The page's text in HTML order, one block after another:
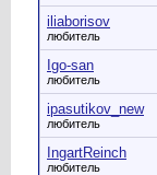
iliaborisov
любитель
Igo-san
любитель
ipasutikov_new
любитель
IngartReinch
любитель